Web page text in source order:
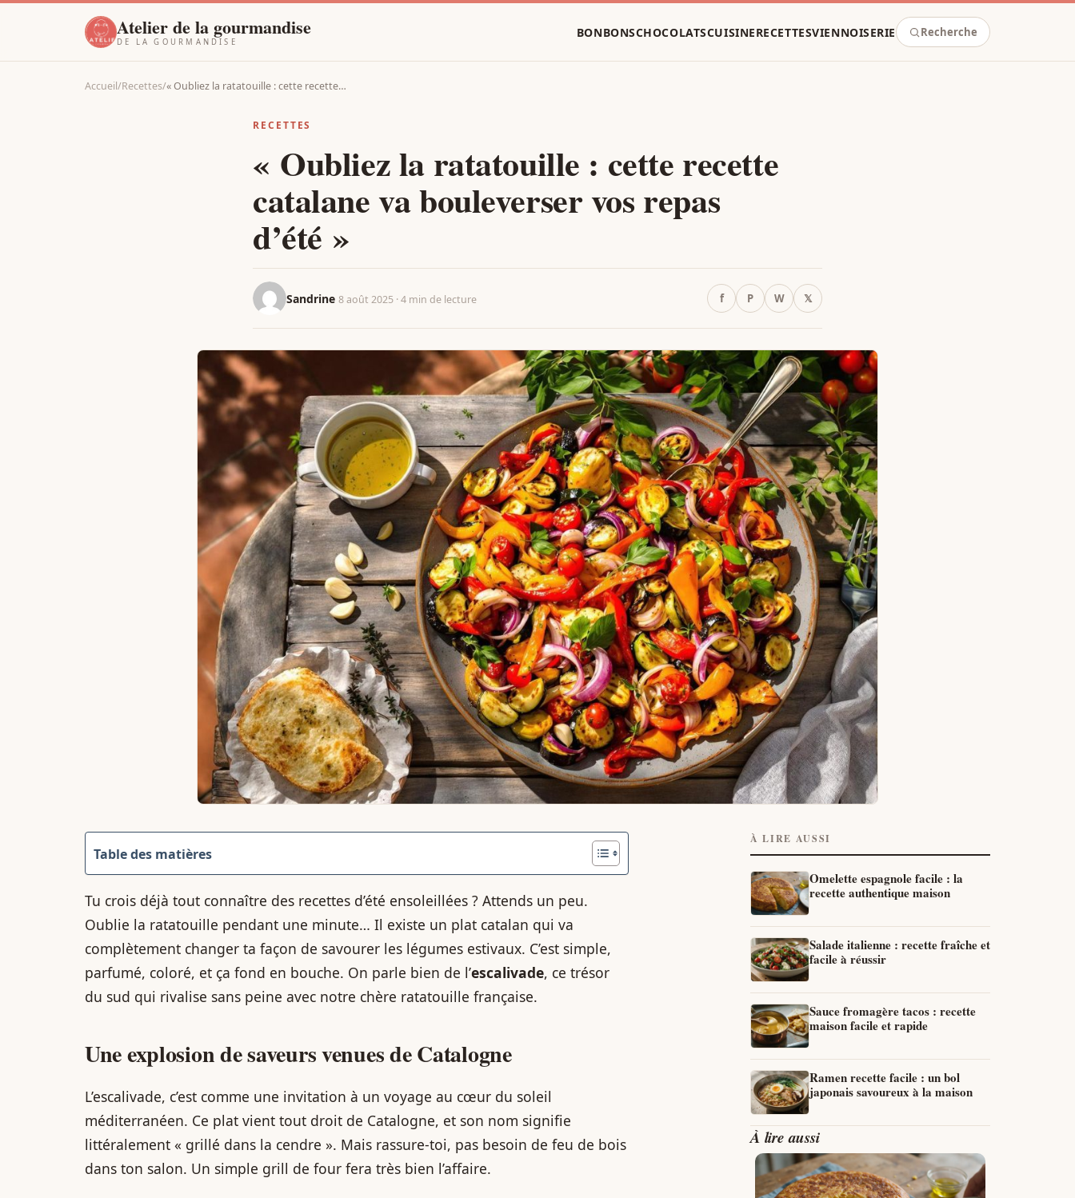
Atelier de la gourmandise
DE LA GOURMANDISE
BONBONSCHOCOLATSCUISINERECETTESVIENNOISERIE Recherche
Accueil/Recettes/« Oubliez la ratatouille : cette recette…
RECETTES
« Oubliez la ratatouille : cette recette
catalane va bouleverser vos repas
d’été »
Sandrine 8 août 2025 · 4 min de lecture f P W 𝕏
Table des matières
Tu crois déjà tout connaître des recettes d’été ensoleillées ? Attends un peu.
Oublie la ratatouille pendant une minute… Il existe un plat catalan qui va
complètement changer ta façon de savourer les légumes estivaux. C’est simple,
parfumé, coloré, et ça fond en bouche. On parle bien de l’escalivade, ce trésor
du sud qui rivalise sans peine avec notre chère ratatouille française.
Une explosion de saveurs venues de Catalogne
L’escalivade, c’est comme une invitation à un voyage au cœur du soleil
méditerranéen. Ce plat vient tout droit de Catalogne, et son nom signifie
littéralement « grillé dans la cendre ». Mais rassure-toi, pas besoin de feu de bois
dans ton salon. Un simple grill de four fera très bien l’affaire.
À LIRE AUSSI
Omelette espagnole facile : la
recette authentique maison
Salade italienne : recette fraîche et
facile à réussir
Sauce fromagère tacos : recette
maison facile et rapide
Ramen recette facile : un bol
japonais savoureux à la maison
À lire aussi